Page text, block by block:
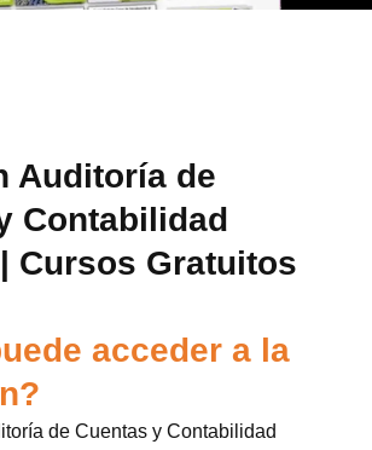
Auditoría de
Contabilidad
Cursos Gratuitos
acceder a la
de Cuentas y Contabilidad